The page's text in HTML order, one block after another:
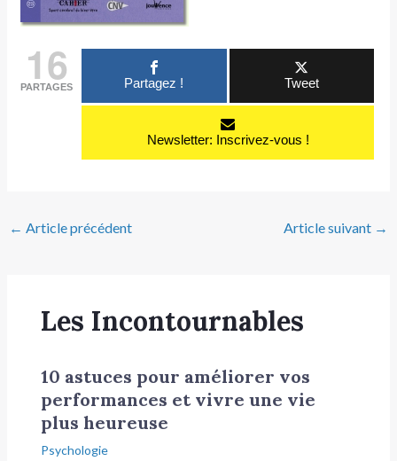
16
PARTAGES Partagez ! Tweet
Newsletter: Inscrivez-vous !
← Article précédent Article suivant →
Les Incontournables
10 astuces pour améliorer vos
performances et vivre une vie
plus heureuse
Psychologie